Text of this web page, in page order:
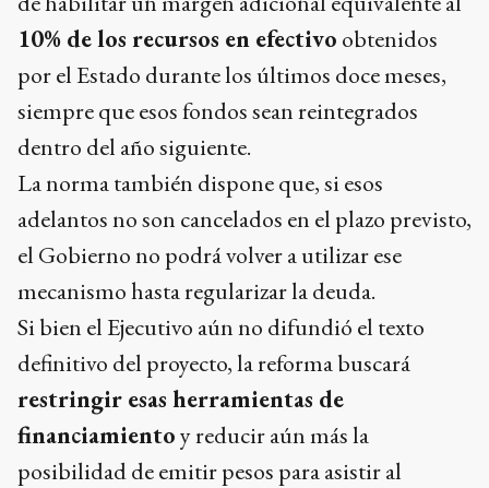
10% de los recursos en efectivo obtenidos
por el Estado durante los últimos doce meses,
siempre que esos fondos sean reintegrados
dentro del año siguiente.
La norma también dispone que, si esos
adelantos no son cancelados en el plazo previsto,
el Gobierno no podrá volver a utilizar ese
mecanismo hasta regularizar la deuda.
Si bien el Ejecutivo aún no difundió el texto
definitivo del proyecto, la reforma buscará
restringir esas herramientas de
financiamientoy reducir aún más la
posibilidad de emitir pesos para asistir al